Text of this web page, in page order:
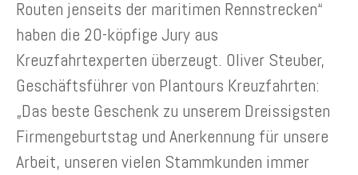
Routen jenseits der maritimen Rennstrecken“
haben die 20-köpfige Jury aus
Kreuzfahrtexperten überzeugt. Oliver Steuber,
Geschäftsführer von Plantours Kreuzfahrten:
„Das beste Geschenk zu unserem Dreissigsten
Firmengeburtstag und Anerkennung für unsere
Arbeit, unseren vielen Stammkunden immer